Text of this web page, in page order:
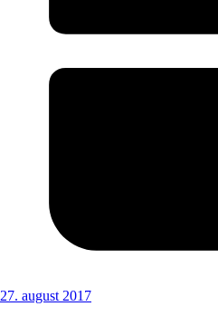
27. august 2017